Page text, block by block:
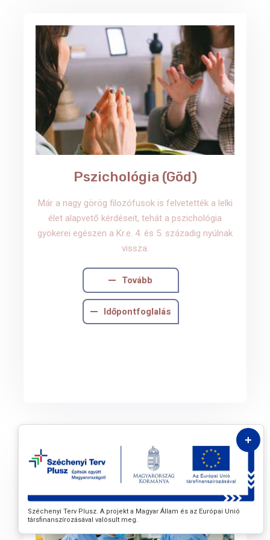
Pszichológia (Göd)
Már a nagy görög filozófusok is felvetették a lelki
élet alapvető kérdéseit, tehát a pszichológia
gyökerei egészen a Kr.e. 4. és 5. századig nyúlnak
vissza.
Tovább
Időpontfoglalás
+
Széchenyi Terv Plusz. A projekt a Magyar Állam és az Európai Unió
társfinanszírozásával valósult meg.